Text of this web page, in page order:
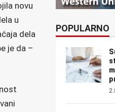
novu
u
dela
je da –
POPULARNO